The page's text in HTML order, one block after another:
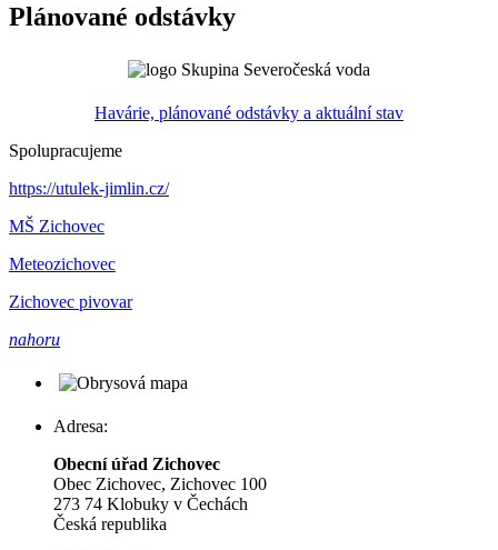
Plánované odstávky
Havárie, plánované odstávky a aktuální stav
Spolupracujeme
https://utulek-jimlin.cz/
MŠ Zichovec
Meteozichovec
Zichovec pivovar
nahoru
Adresa:
Obecní úřad Zichovec
Obec Zichovec, Zichovec 100
273 74 Klobuky v Čechách
Česká republika